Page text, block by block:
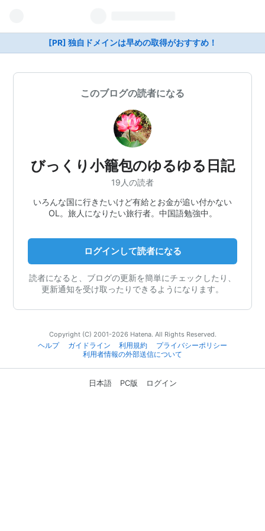
[PR] 独自ドメインは早めの取得がおすすめ！
このブログの読者になる
びっくり小籠包のゆるゆる日記
19人の読者
いろんな国に行きたいけど有給とお金が追い付かない
OL。旅人になりたい旅行者。中国語勉強中。
ログインして読者になる
読者になると、ブログの更新を簡単にチェックしたり、
更新通知を受け取ったりできるようになります。
Copyright (C) 2001-2026 Hatena. All Rights Reserved.
ヘルプ
ガイドライン 利用規約
プライバシーポリシー
利用者情報の外部送信について
日本語 PC版 ログイン